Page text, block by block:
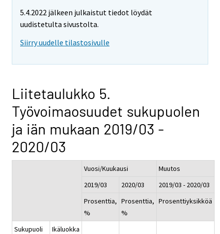
5.4.2022 jälkeen julkaistut tiedot löydät
uudistetulta sivustolta.
Siirry uudelle tilastosivulle
Liitetaulukko 5.
Työvoimaosuudet sukupuolen
ja iän mukaan 2019/03 -
2020/03
Vuosi/Kuukausi
Muutos
2019/03
2020/03
2019/03 - 2020/03
Prosenttia,
%
Prosenttia,
%
Prosenttiyksikköä
Sukupuoli
Ikäluokka